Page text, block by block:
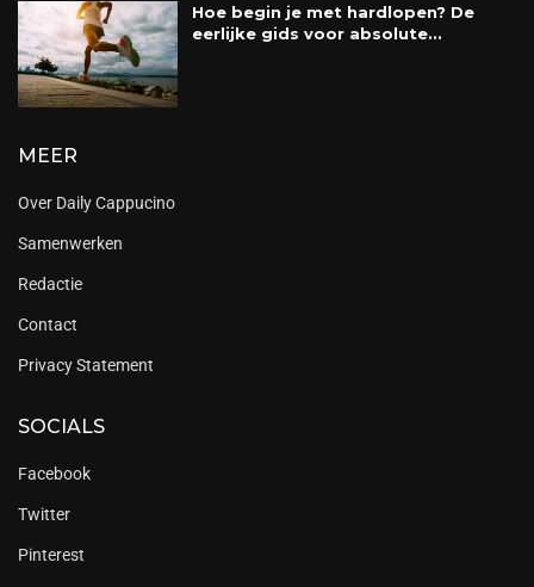
Hoe begin je met hardlopen? De
eerlijke gids voor absolute...
MEER
Over Daily Cappucino
Samenwerken
Redactie
Contact
Privacy Statement
SOCIALS
Facebook
Twitter
Pinterest